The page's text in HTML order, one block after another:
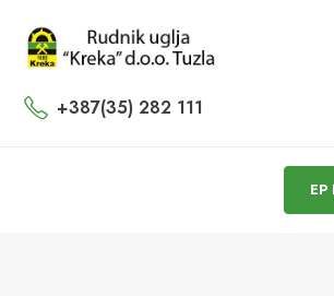
+387(35) 282 111
EP